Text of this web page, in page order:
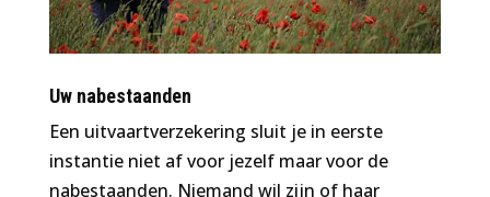
Uw nabestaanden
Een uitvaartverzekering sluit je in eerste
instantie niet af voor jezelf maar voor de
nabestaanden. Niemand wil zijn of haar